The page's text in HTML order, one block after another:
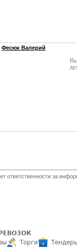
Фесюк Валерий
На
ответственности за
Торги